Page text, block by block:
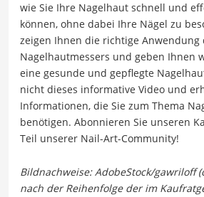
wie Sie Ihre Nagelhaut schnell und
können, ohne dabei Ihre Nägel zu
zeigen Ihnen die richtige Anwendung
Nagelhautmessers und geben Ihnen
eine gesunde und gepflegte
nicht dieses informative Video und
Informationen, die Sie zum Thema
benötigen. Abonnieren Sie unseren
Teil unserer Nail-Art-Community!